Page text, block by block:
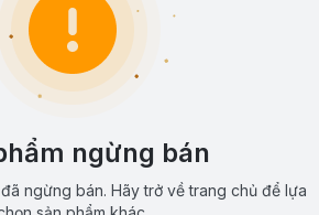
ngừng bán
ngừng bán. Hãy trở về trang chủ để lựa